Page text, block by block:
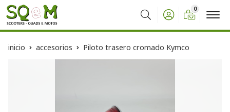
Buscar
0
inicio accesorios Piloto trasero cromado Kymco